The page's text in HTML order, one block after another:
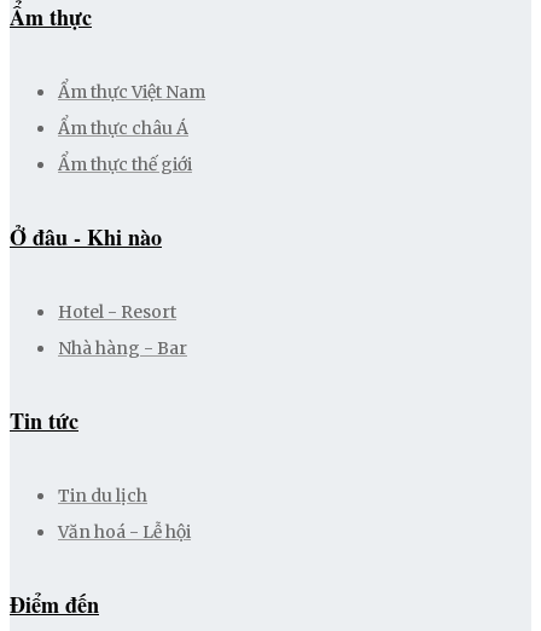
Ẩm thực
Ẩm thực Việt Nam
Ẩm thực châu Á
Ẩm thực thế giới
Ở đâu - Khi nào
Hotel - Resort
Nhà hàng - Bar
Tin tức
Tin du lịch
Văn hoá - Lễ hội
Điểm đến